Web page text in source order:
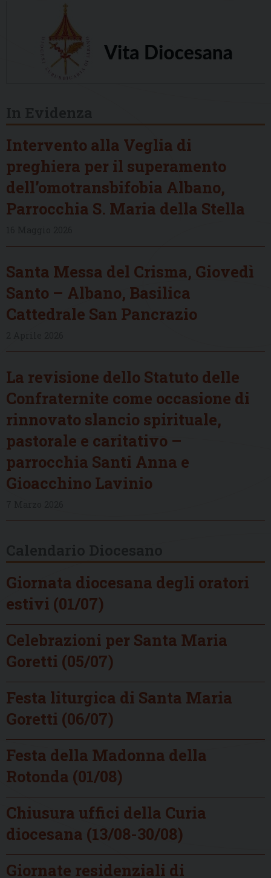
Intervento alla Veglia di
preghiera per il superamento
dell’omotransbifobia Albano,
Parrocchia S. Maria della Stella
Santa Messa del Crisma, Giovedì
Santo – Albano, Basilica
Cattedrale San Pancrazio
La revisione dello Statuto delle
Confraternite come occasione di
rinnovato slancio spirituale,
pastorale e caritativo –
parrocchia Santi Anna e
Gioacchino Lavinio
Giornata diocesana degli oratori
estivi (01/07)
Celebrazioni per Santa Maria
Goretti (05/07)
Festa liturgica di Santa Maria
Goretti (06/07)
Festa della Madonna della
Rotonda (01/08)
Chiusura uffici della Curia
diocesana (13/08-30/08)
Giornate residenziali di